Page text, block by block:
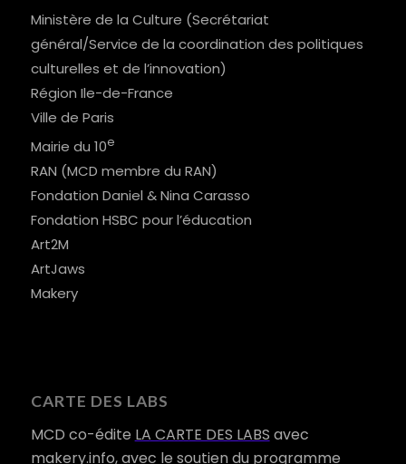
Ministère de la Culture (Secrétariat
général/Service de la coordination des politiques
culturelles et de l’innovation)
Région Ile-de-France
Ville de Paris
Mairie du 10e
RAN (MCD membre du RAN)
Fondation Daniel & Nina Carasso
Fondation HSBC pour l’éducation
Art2M
ArtJaws
Makery
CARTE DES LABS
MCD co-édite LA CARTE DES LABS avec
makery.info, avec le soutien du programme